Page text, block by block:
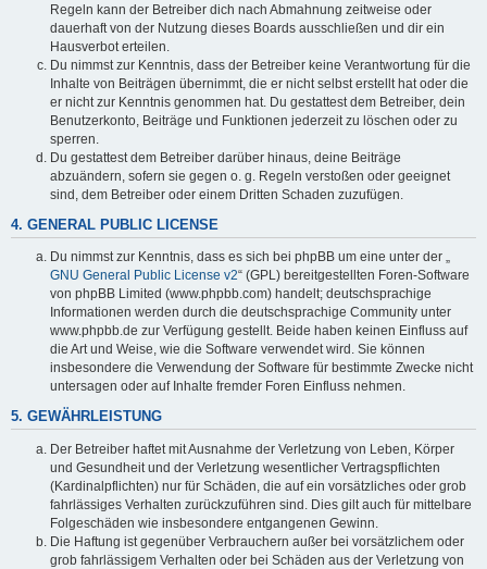
Regeln kann der Betreiber dich nach Abmahnung zeitweise oder
dauerhaft von der Nutzung dieses Boards ausschließen und dir ein
Hausverbot erteilen.
Du nimmst zur Kenntnis, dass der Betreiber keine Verantwortung für die
Inhalte von Beiträgen übernimmt, die er nicht selbst erstellt hat oder die
er nicht zur Kenntnis genommen hat. Du gestattest dem Betreiber, dein
Benutzerkonto, Beiträge und Funktionen jederzeit zu löschen oder zu
sperren.
Du gestattest dem Betreiber darüber hinaus, deine Beiträge
abzuändern, sofern sie gegen o. g. Regeln verstoßen oder geeignet
sind, dem Betreiber oder einem Dritten Schaden zuzufügen.
4. GENERAL PUBLIC LICENSE
Du nimmst zur Kenntnis, dass es sich bei phpBB um eine unter der „
GNU General Public License v2“ (GPL) bereitgestellten Foren-Software
von phpBB Limited (www.phpbb.com) handelt; deutschsprachige
Informationen werden durch die deutschsprachige Community unter
www.phpbb.de zur Verfügung gestellt. Beide haben keinen Einfluss auf
die Art und Weise, wie die Software verwendet wird. Sie können
insbesondere die Verwendung der Software für bestimmte Zwecke nicht
untersagen oder auf Inhalte fremder Foren Einfluss nehmen.
5. GEWÄHRLEISTUNG
Der Betreiber haftet mit Ausnahme der Verletzung von Leben, Körper
und Gesundheit und der Verletzung wesentlicher Vertragspflichten
(Kardinalpflichten) nur für Schäden, die auf ein vorsätzliches oder grob
fahrlässiges Verhalten zurückzuführen sind. Dies gilt auch für mittelbare
Folgeschäden wie insbesondere entgangenen Gewinn.
Die Haftung ist gegenüber Verbrauchern außer bei vorsätzlichem oder
grob fahrlässigem Verhalten oder bei Schäden aus der Verletzung von